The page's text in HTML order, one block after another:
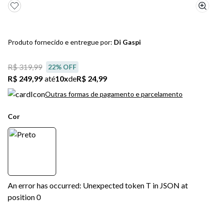
Produto fornecido e entregue por: Di Gaspi
R$ 319,99 22% OFF
R$ 249,99 até10xdeR$ 24,99
Outras formas de pagamento e parcelamento
Cor
An error has occurred: Unexpected token T in JSON at
position 0